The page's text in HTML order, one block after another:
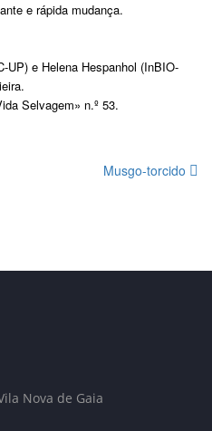
e rápida mudança.
UP) e Helena Hespanhol (InBIO-
Selvagem» n.º 53.
Musgo-torcido
Nova de Gaia